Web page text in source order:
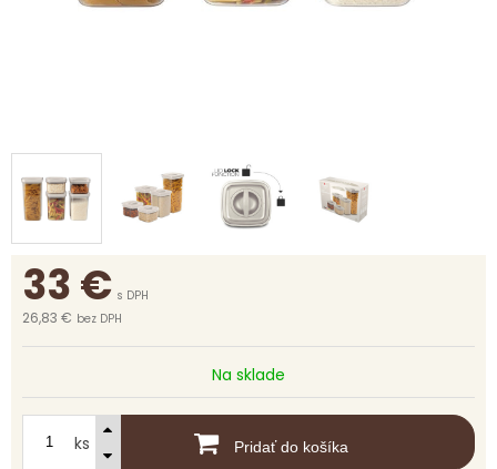
33€ s DPH
26,83 € bez DPH
Na sklade
ks Pridať do košíka